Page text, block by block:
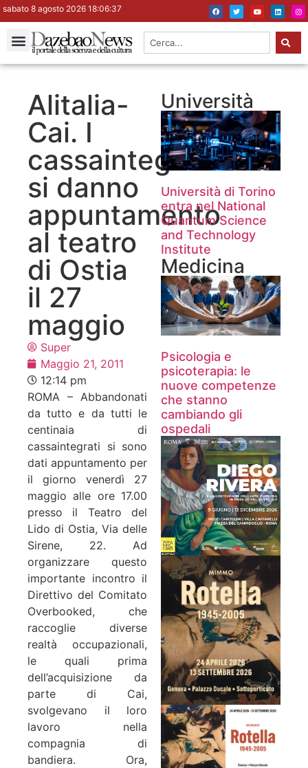
sabato 8 agosto 2026 18:06:38
Alitalia-
Cai. I
cassaintegrati
si danno
appuntamento
al teatro
di Ostia
il 27
maggio
Super
Maggio 21, 2011
12:14 pm
ROMA – Abbandonati
da tutto e da tutti le
centinaia di
cassaintegrati si sono
dati appuntamento per
il giorno venerdì 27
maggio alle ore 17.00
presso il Teatro del
Lido di Ostia, Via delle
Sirene, 22. Ad
organizzare questo
importante incontro il
Direttivo del Comitato
Overbooked, che
raccoglie diverse
realtà occupazionali,
le quali prima
dell’acquisizione da
parte di Cai,
svolgevano il loro
lavoro nella
compagnia di
bandiera. Ora,
Università
Università di Torino
entra nel National
Quantum Science
and Technology
Institute
Medicina
Psicologia e
psicoterapia: le
nuove competenze
che stanno
cambiando gli
ospedali